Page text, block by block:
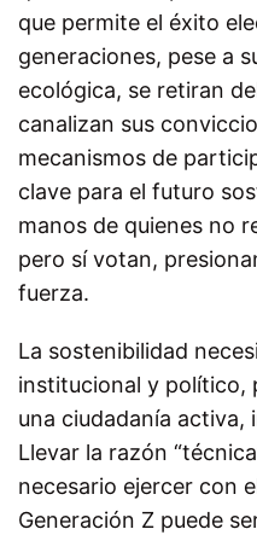
que permite el éxito
generaciones, pese a
ecológica, se retiran
canalizan sus
mecanismos de
clave para el futuro
manos de quienes no
pero sí votan,
fuerza.
La sostenibilidad
institucional y político,
una ciudadanía activa,
Llevar la razón
necesario ejercer con
Generación Z puede